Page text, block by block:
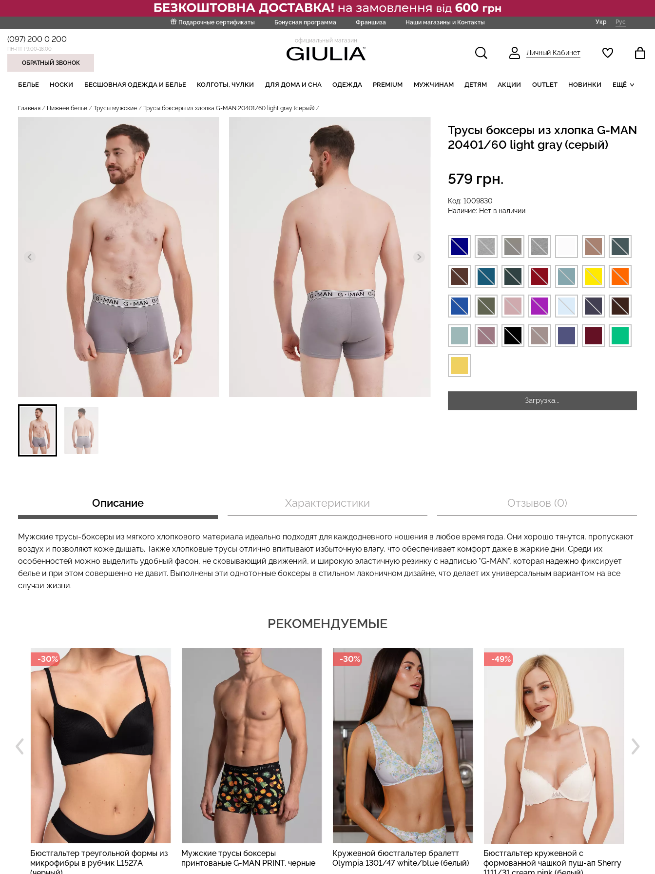
Подарочные сертификаты Бонусная программа Франшиза Наши магазины и Контакты Укр Рус
(097) 200 0 200
ПН-ПТ | 9:00-18:00
ОБРАТНЫЙ ЗВОНОК
официальный магазин
Личный Кабинет
БЕЛЬЕ НОСКИ БЕСШОВНАЯ ОДЕЖДА И БЕЛЬЕ КОЛГОТЫ, ЧУЛКИ ДЛЯ ДОМА И СНА ОДЕЖДА PREMIUM МУЖЧИНАМ ДЕТЯМ АКЦИИ OUTLET НОВИНКИ ЕЩЁ
Главная Нижнее белье Трусы мужские Трусы боксеры из хлопка G-MAN 20401/60 light gray (серый)
Трусы боксеры из хлопка G-MAN
20401/60 light gray (серый)
Код: 1009830
Наличие: Нет в наличии
579 грн.
Загрузка...
Описание Характеристики Отзывов (0)
Мужские трусы-боксеры из мягкого хлопкового материала идеально подходят для каждодневного ношения в любое время года. Они хорошо тянутся, пропускают
воздух и позволяют коже дышать. Также хлопковые трусы отлично впитывают избыточную влагу, что обеспечивает комфорт даже в жаркие дни. Среди их
особенностей можно выделить удобный фасон, не сковывающий движений, и широкую эластичную резинку с надписью "G-MAN", которая надежно фиксирует
белье и при этом совершенно не давит. Выполнены эти однотонные боксеры в стильном лаконичном дизайне, что делает их универсальным вариантом на все
случаи жизни.
РЕКОМЕНДУЕМЫЕ
-30%
Бюстгальтер треугольной формы из
микрофибры в рубчик L1527A
Мужские трусы боксеры
принтованые G-MAN PRINT, черные
-30%
Кружевной бюстгальтер бралетт
Olympia 1301/47 white/blue (белый)
-49%
Бюстгальтер кружевной с
формованной чашкой пуш-ап Sherry
НАШИ ТРЕНДОВЫЕ ТОВАРЫ
Бесшовные леггинсы из
микрофибры LEGGINGS 02
(черный) Giulia
552 грн. 789 грн.
Бесшовная бразилиана с
легкой коррекцией
BRASILIAN SHAPEWEAR
black (черный) Giulia
258 грн.
369 грн.
Велосипедки с высокой
талией TRACKS 01 (черный)
Giulia
384 грн. 549 грн.
Бесшовные леггинсы
LEGGINGS (черный) Giulia
482 грн.
BRIEFS (черный) Giulia
179 грн. 299 грн.
CAMI TOP RIB black (черный)
бретелях CAMI TOP (белый)
Giulia
SHAPEWEAR black (черный)